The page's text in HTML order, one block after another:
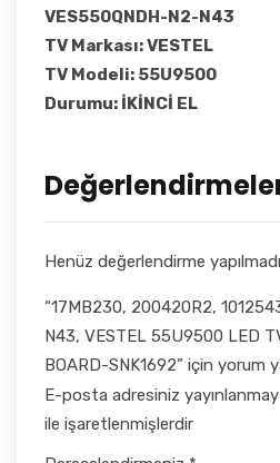
VES550QNDH-N2-N43
TV Markası: VESTEL
TV Modeli: 55U9500
Durumu: İKİNCİ EL
Henüz değerlendirme
“17MB230, 200420R2,
N43, VESTEL 55U9500 LED
BOARD-SNK1692” için yorum
E-posta adresiniz
ile işaretlenmişlerdir